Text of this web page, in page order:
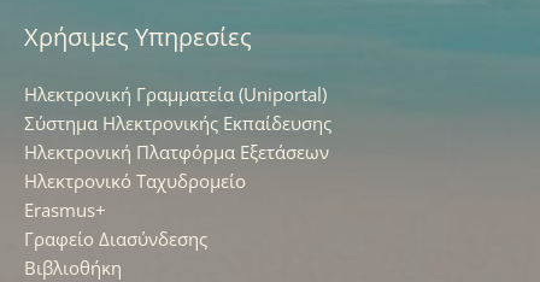
Χρήσιμες Υπηρεσίες
Ηλεκτρονική Γραμματεία (Uniportal)
Σύστημα Ηλεκτρονικής Εκπαίδευσης
Ηλεκτρονική Πλατφόρμα Εξετάσεων
Ηλεκτρονικό Ταχυδρομείο
Erasmus+
Γραφείο Διασύνδεσης
Βιβλιοθήκη